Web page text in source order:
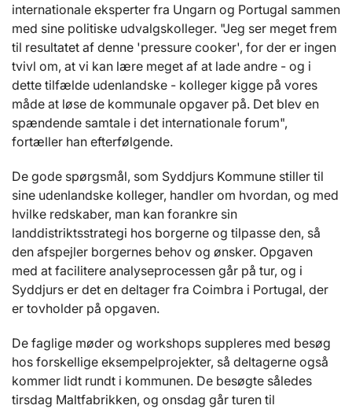
internationale eksperter fra Ungarn og Portugal sammen
med sine politiske udvalgskolleger. "Jeg ser meget frem
til resultatet af denne 'pressure cooker', for der er ingen
tvivl om, at vi kan lære meget af at lade andre - og i
dette tilfælde udenlandske - kolleger kigge på vores
måde at løse de kommunale opgaver på. Det blev en
spændende samtale i det internationale forum",
fortæller han efterfølgende.
De gode spørgsmål, som Syddjurs Kommune stiller til
sine udenlandske kolleger, handler om hvordan, og med
hvilke redskaber, man kan forankre sin
landdistriktsstrategi hos borgerne og tilpasse den, så
den afspejler borgernes behov og ønsker. Opgaven
med at facilitere analyseprocessen går på tur, og i
Syddjurs er det en deltager fra Coimbra i Portugal, der
er tovholder på opgaven.
De faglige møder og workshops suppleres med besøg
hos forskellige eksempelprojekter, så deltagerne også
kommer lidt rundt i kommunen. De besøgte således
tirsdag Maltfabrikken, og onsdag går turen til